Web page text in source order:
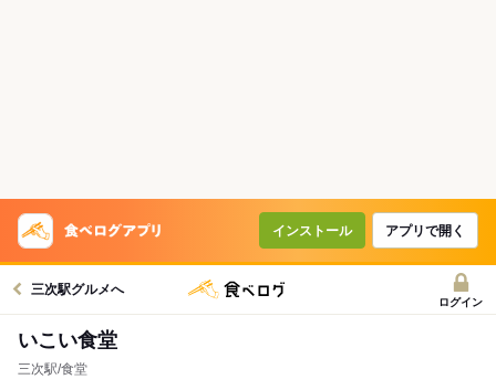
インストール アプリで開く
三次駅グルメへ
ログイン
いこい食堂
三次駅/食堂